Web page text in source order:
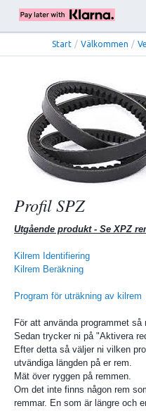
Start / Välkommen /
Profil SPZ
Utgående produkt - Se XPZ
Kilrem Identifiering
Kilrem Beräkning
Program för uträkning av kilrem
För att använda programmet
Sedan trycker ni på "Aktivera
Efter detta så väljer ni vilken
utvändiga längden på er rem.
Mät över ryggen på remmen.
Om det inte finns någon rem
remmar. En som är längre och